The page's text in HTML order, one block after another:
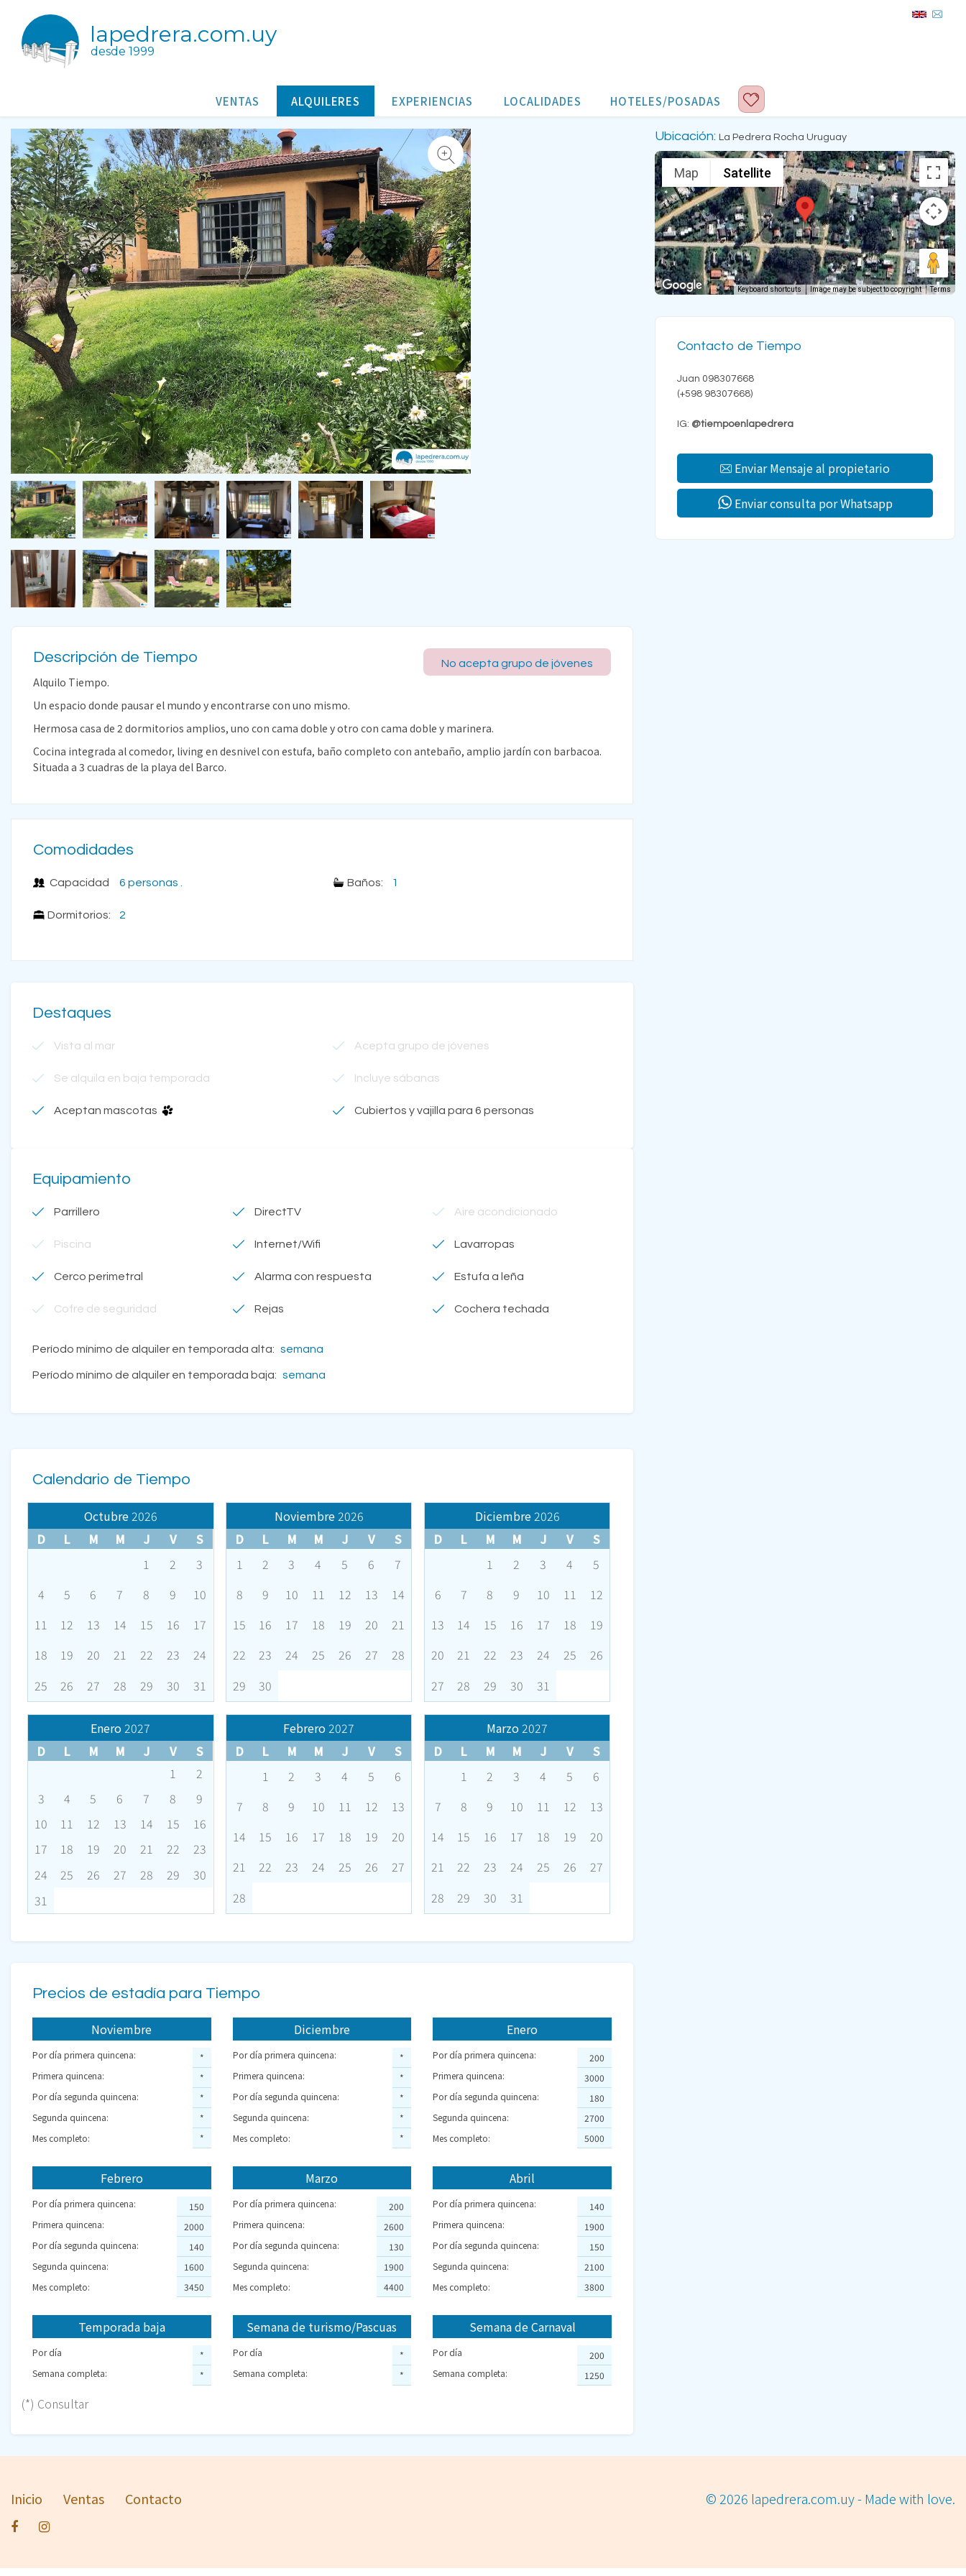
lapedrera.com.uy
desde 1999
VENTAS ALQUILERES EXPERIENCIAS LOCALIDADES HOTELES/POSADAS
Tiempo
No acepta grupo de jóvenes
Descripción de Tiempo
Alquilo Tiempo.
Un espacio donde pausar el mundo y encontrarse con uno mismo.
Hermosa casa de 2 dormitorios amplios, uno con cama doble y otro con cama doble y marinera.
Cocina integrada al comedor, living en desnivel con estufa, baño completo con antebaño, amplio jardín con barbacoa.
Situada a 3 cuadras de la playa del Barco.
Comodidades
Capacidad
Dormitorios:
6 personas .
2
Baños: 1
Destaques
Vista al mar
Se alquila en baja temporada
Aceptan mascotas
Acepta grupo de jóvenes
Incluye sábanas
Cubiertos y vajilla para 6 personas
Equipamiento
Parrillero
Piscina
Cerco perimetral
Cofre de seguridad
DirectTV
Internet/Wifi
Alarma con respuesta
Rejas
Aire acondicionado
Lavarropas
Estufa a leña
Cochera techada
Período mínimo de alquiler en temporada alta: semana
Período mínimo de alquiler en temporada baja: semana
Calendario de Tiempo
Octubre2026
D
L M M J V
S
1
2
3
4
5 6 7 8 9
10
11
12 13 14 15 16
17
18
19 20 21 22 23
24
25
26 27 28 29 30 31
Noviembre2026
D
L M M J V
S
1
2 3 4 5 6
7
8
9 10 11 12 13
14
15
16 17 18 19 20
21
22
23 24 25 26 27
28
29
30
Diciembre2026
D
L M M J V
S
1
2 3 4
5
6
7 8 9 10 11
12
13
14 15 16 17 18
19
20
21 22 23 24 25
26
27
28 29 30 31
Enero2027
D
L M M J V
S
1
2
3
4 5 6 7 8
9
10
11 12 13 14 15
16
17
18 19 20 21 22
23
24
25 26 27 28 29
30
31
Febrero2027
D
L M M J V
S
1
2 3 4 5
6
7
8 9 10 11 12
13
14
15 16 17 18 19
20
21
22 23 24 25 26
27
28
Marzo2027
D
L M M J V
S
1
2 3 4 5
6
7
8 9 10 11 12
13
14
15 16 17 18 19
20
21
22 23 24 25 26
27
28
29 30 31
Precios de estadía para Tiempo
Noviembre
Por día primera quincena:
Primera quincena:
Por día segunda quincena:
Segunda quincena:
Mes completo:
*
*
*
*
*
Diciembre
Por día primera quincena:
Primera quincena:
Por día segunda quincena:
Segunda quincena:
Mes completo:
*
*
*
*
*
Enero
Por día primera quincena:
Primera quincena:
Por día segunda quincena:
Segunda quincena:
Mes completo:
200
3000
180
2700
5000
Febrero
Por día primera quincena:
Primera quincena:
Por día segunda quincena:
Segunda quincena:
Mes completo:
150
2000
140
1600
3450
Marzo
Por día primera quincena:
Primera quincena:
Por día segunda quincena:
Segunda quincena:
Mes completo:
200
2600
130
1900
4400
Abril
Por día primera quincena:
Primera quincena:
Por día segunda quincena:
Segunda quincena:
Mes completo:
140
1900
150
2100
3800
Temporada baja
Por día
Semana completa:
*
*
Semana de turismo/Pascuas
Por día
Semana completa:
*
*
Semana de Carnaval
Por día
Semana completa:
200
1250
(*) Consultar
Ubicación: La Pedrera Rocha Uruguay
Map Satellite
Keyboard shortcuts Image may be subject to copyright Terms
Contacto de Tiempo
Juan 098307668
(+598 98307668)
IG: @tiempoenlapedrera
Enviar Mensaje al propietario
Enviar consulta por Whatsapp
Inicio Ventas Contacto © 2026 lapedrera.com.uy - Made with love.